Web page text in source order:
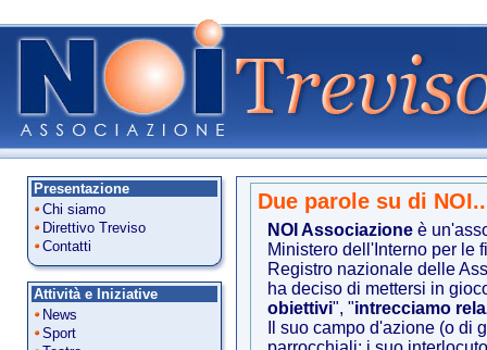
Presentazione
Chi siamo
Direttivo Treviso
Contatti
Attività e Iniziative
News
Sport
Due parole su di
NOI Associazione è
Ministero dell'Interno per le
Registro nazionale delle
ha deciso di mettersi in
obiettivi", "intrecciamo
Il suo campo d'azione (o di